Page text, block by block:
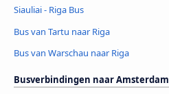
Siauliai - Riga Bus
Bus van Tartu naar Riga
Bus van Warschau naar Riga
Busverbindingen naar Amsterdam